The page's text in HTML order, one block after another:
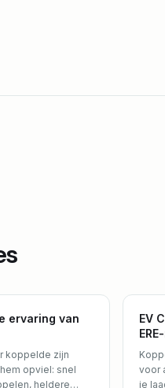
ervaring van
koppelde zijn
opviel: snel
heldere
EV
voor
je